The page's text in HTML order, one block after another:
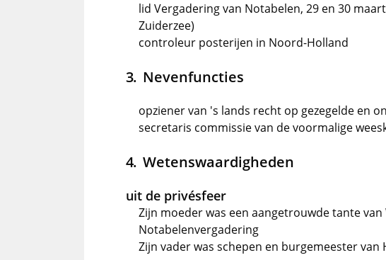
lid Vergadering van Notabelen, 29 en 30
Zuiderzee)
controleur posterijen in Noord-Holland
Nevenfuncties
opziener van 's lands recht op gezegelde en
secretaris commissie van de voormalige
Wetenswaardigheden
uit de privésfeer
Zijn moeder was een aangetrouwde tante van
Notabelenvergadering
Zijn vader was schepen en burgemeester van